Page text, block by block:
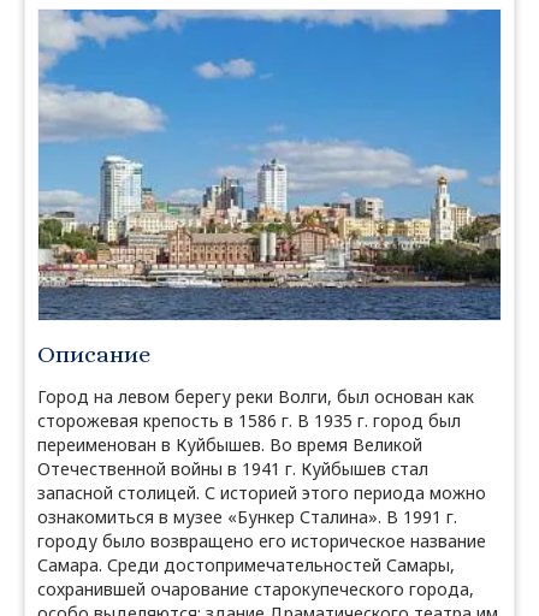
Описание
Город на левом берегу реки Волги, был основан как
сторожевая крепость в 1586 г. В 1935 г. город был
переименован в Куйбышев. Во время Великой
Отечественной войны в 1941 г. Куйбышев стал
запасной столицей. С историей этого периода можно
ознакомиться в музее «Бункер Сталина». В 1991 г.
городу было возвращено его историческое название
Самара. Среди достопримечательностей Самары,
сохранившей очарование старокупеческого города,